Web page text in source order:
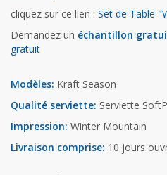
cliquez sur ce lien : Set de Table
Demandez un échantillon
gratuit
Modèles: Kraft Season
Qualité serviette: Serviette
Impression: Winter Mountain
Livraison comprise: 10 jours